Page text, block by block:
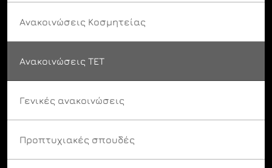
Ανακοινώσεις Κοσμητείας
Ανακοινώσεις ΤΕΤ
Γενικές ανακοινώσεις
Προπτυχιακές σπουδές